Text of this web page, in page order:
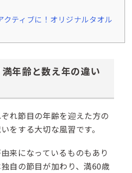
クティブに！オリジナルタオル
年齢と数え年の違い
れ節目の年齢を迎えた方の
をする大切な風習です。
来になっているものもあり
自の節目が加わり、満60歳